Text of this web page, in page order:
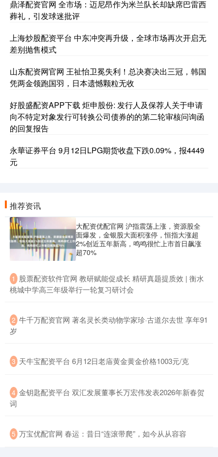
鼎泽配资官网 全市场：迈尼昂作为米兰队长却缺席巴雷西
葬礼，引发球迷批评
上海炒股配资平台 中东冲突再升级，全球市场再次开启无
差别抛售模式
山东配资网官网 王祉怡卫冕失利！总决赛决出三冠，韩国
凭两金领跑国羽，日本遗憾颗粒无收
好股盛配资APP下载 炬申股份: 发行人及保荐人关于申请
向不特定对象发行可转换公司债券的的第二轮审核问询函
的回复报告
永華证券平台 9月12日LPG期货收盘下跌0.09%，报4449
元
推荐资讯
大配资优配官网 沪指震荡上涨，资源股全
面爆发，金银股大面积涨停，恒指大涨超
2%创近五年新高，鸣鸣很忙上市首日飙涨
超70%
1 ​股票配资软件官网 教研赋能促成长 精研真题提质效 | 衡水
桃城中学高三年级举行一轮复习研讨会
2 ​牛千万配资官网 著名灵长类动物学家珍·古道尔去世 享年91
岁
3 ​天牛宝配资平台 6月12日老庙黄金黄金价格1003元/克
4 ​金钥匙配资平台 双汇发展董事长万宏伟发表2026年新春贺
词
5 ​万宝优配官网 春运：昔日“连滚带爬”，如今从从容容